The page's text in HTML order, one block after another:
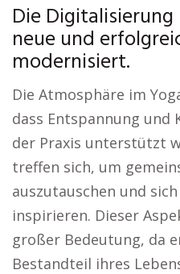
Die
neue und
modernisiert.
Die Atmosphäre im
dass Entspannung und
der Praxis unterstützt
treffen sich, um
auszutauschen und
inspirieren. Dieser
großer Bedeutung, da
Bestandteil ihres